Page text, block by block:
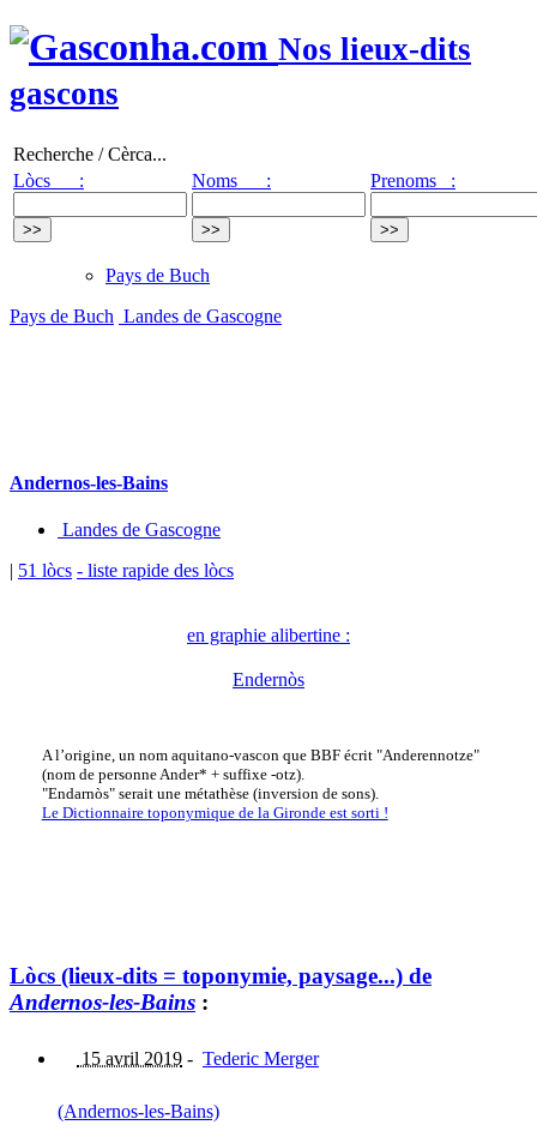
Nos lieux-dits
gascons
Recherche / Cèrca...
Lòcs :
Noms : Prenoms :
Pays de Buch
Pays de Buch Landes de Gascogne
Andernos-les-Bains
Landes de Gascogne
| 51 lòcs - liste rapide des lòcs
en graphie alibertine :
Endernòs
A l’origine, un nom aquitano-vascon que BBF écrit "Anderennotze"
(nom de personne Ander* + suffixe -otz).
"Endarnòs" serait une métathèse (inversion de sons).
Le Dictionnaire toponymique de la Gironde est sorti !
Lòcs (lieux-dits = toponymie, paysage...) de
Andernos-les-Bains :
15 avril 2019 - Tederic Merger
(Andernos-les-Bains)